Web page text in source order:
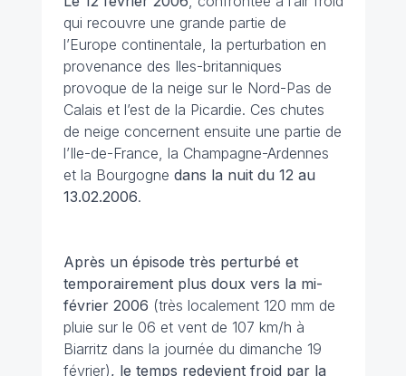
qui recouvre une grande partie de
l’Europe continentale, la perturbation en
provenance des Iles-britanniques
provoque de la neige sur le Nord-Pas de
Calais et l’est de la Picardie. Ces chutes
de neige concernent ensuite une partie de
l’Ile-de-France, la Champagne-Ardennes
et la Bourgogne dans la nuit du 12 au
13.02.2006.
Après un épisode très perturbé et
temporairement plus doux vers la mi-
février 2006 (très localement 120 mm de
pluie sur le 06 et vent de 107 km/h à
Biarritz dans la journée du dimanche 19
février), le temps redevient froid par la